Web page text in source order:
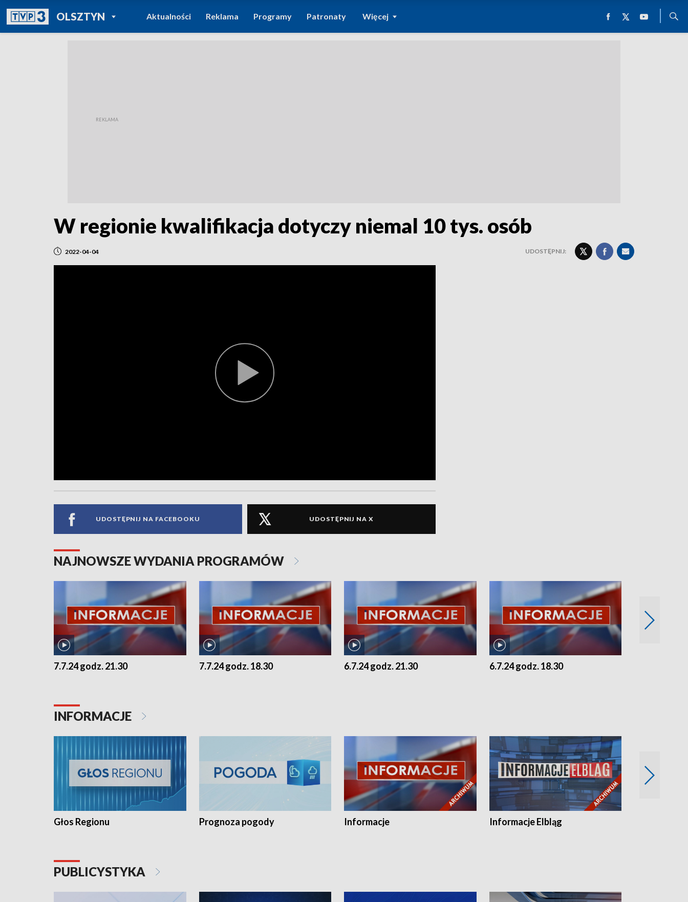
OLSZTYNPOWRÓT DO
TVP REGIONY
Aktualności Reklama Programy Patronaty Więcej
W regionie kwalifikacja dotyczy niemal 10 tys. osób
2022-04-04 UDOSTĘPNIJ:
UDOSTĘPNIJ NA FACEBOOKU UDOSTĘPNIJ NA X
NAJNOWSZE WYDANIA PROGRAMÓW
7.7.24 godz. 21.30 7.7.24 godz. 18.30 6.7.24 godz. 21.30 6.7.24 godz. 18.30
INFORMACJE
Głos Regionu Prognoza pogody Informacje Informacje Elbląg
PUBLICYSTYKA